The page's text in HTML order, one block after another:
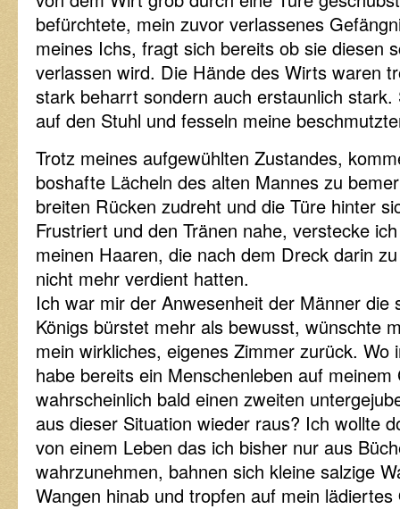
befürchtete, mein zuvor verlassenes
meines Ichs, fragt sich bereits ob sie diesen
verlassen wird. Die Hände des Wirts waren
stark beharrt sondern auch erstaunlich
auf den Stuhl und fesseln meine
Trotz meines aufgewühlten Zustandes,
boshafte Lächeln des alten Mannes zu
breiten Rücken zudreht und die Türe hinter
Frustriert und den Tränen nahe, verstecke
meinen Haaren, die nach dem Dreck darin
nicht mehr verdient hatten.
Ich war mir der Anwesenheit der Männer die
Königs bürstet mehr als bewusst, wünschte
mein wirkliches, eigenes Zimmer zurück. Wo
habe bereits ein Menschenleben auf meinem
wahrscheinlich bald einen zweiten
aus dieser Situation wieder raus? Ich wollte
von einem Leben das ich bisher nur aus
wahrzunehmen, bahnen sich kleine salzige
Wangen hinab und tropfen auf mein